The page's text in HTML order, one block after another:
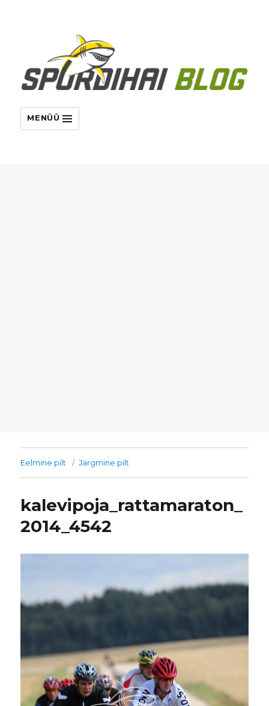
MENÜÜ
Eelmine pilt Järgmine pilt
kalevipoja_rattamaraton_
2014_4542